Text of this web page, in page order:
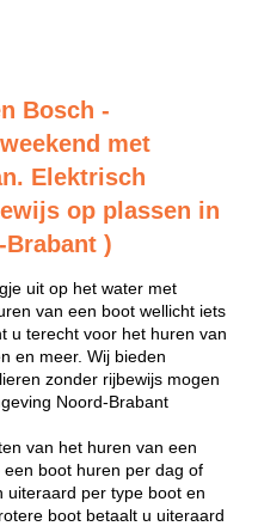
Bosch -
met
Elektrisch
op plassen in
)
uit op het water met
van een boot wellicht iets
u terecht voor het huren van
en meer. Wij bieden
zonder rijbewijs mogen
Noord-Brabant
van het huren van een
boot huren per dag of
uiteraard per type boot en
boot betaalt u uiteraard